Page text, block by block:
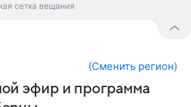
сетка вещания
(Сменить регион)
эфир и программа